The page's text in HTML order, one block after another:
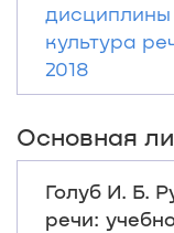
дисциплины
культура
2018
Основная
Голуб И. Б.
речи: